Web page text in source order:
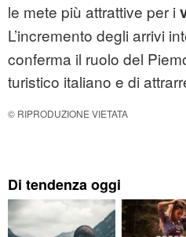
le mete più attrattive per i
L’incremento degli arrivi
conferma il ruolo del
turistico italiano e di
© RIPRODUZIONE VIETATA
Di tendenza oggi